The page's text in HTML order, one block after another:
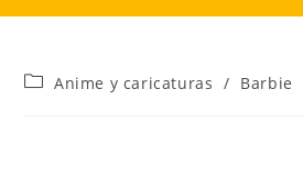
Categoría
Anime y caricaturas / Barbie